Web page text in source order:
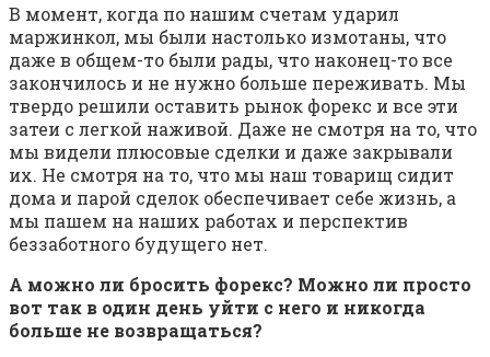
В момент, когда по нашим счетам ударил
маржинкол, мы были настолько измотаны, что
даже в общем-то были рады, что наконец-то все
закончилось и не нужно больше переживать. Мы
твердо решили оставить рынок форекс и все эти
затеи с легкой наживой. Даже не смотря на то, что
мы видели плюсовые сделки и даже закрывали
их. Не смотря на то, что мы наш товарищ сидит
дома и парой сделок обеспечивает себе жизнь, а
мы пашем на наших работах и перспектив
беззаботного будущего нет.
А можно ли бросить форекс? Можно ли просто
вот так в один день уйти с него и никогда
больше не возвращаться?